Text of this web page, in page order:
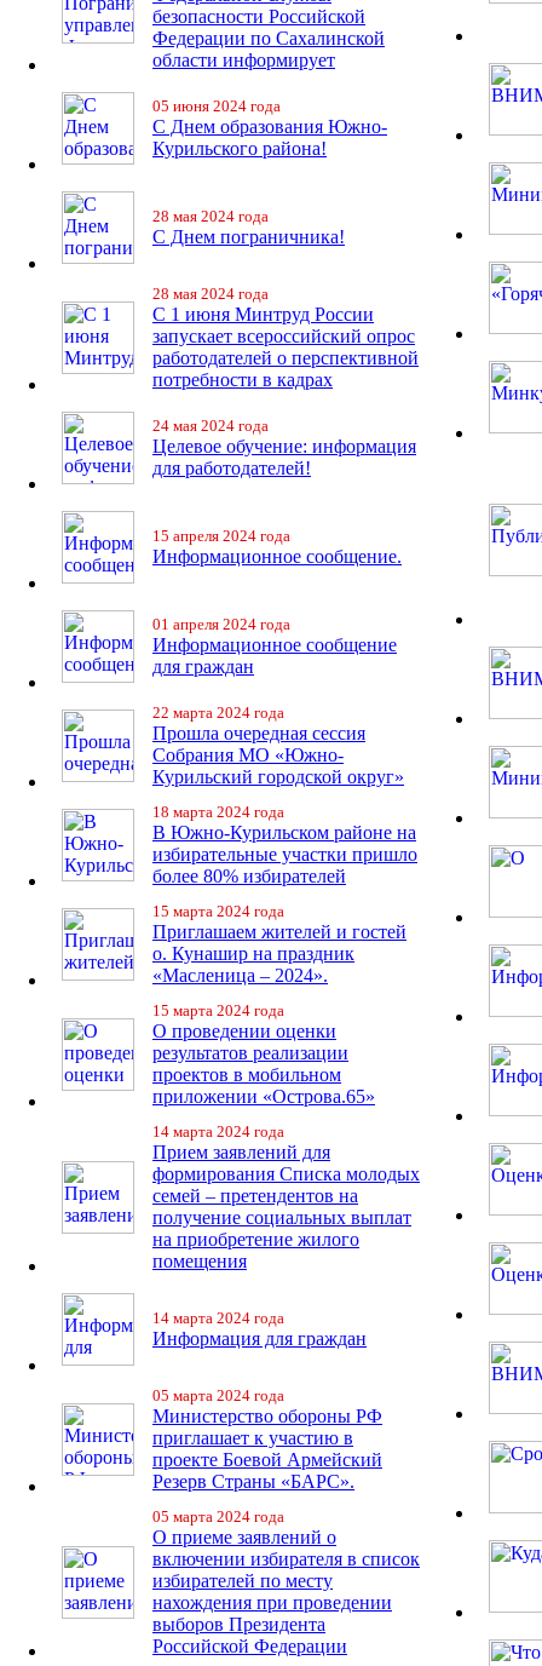
безопасности Российской
Федерации по Сахалинской
области информирует
05 июня 2024 года
С Днем образования Южно-
Курильского района!
28 мая 2024 года
С Днем пограничника!
28 мая 2024 года
С 1 июня Минтруд России
запускает всероссийский опрос
работодателей о перспективной
потребности в кадрах
24 мая 2024 года
Целевое обучение: информация
для работодателей!
15 апреля 2024 года
Информационное сообщение.
01 апреля 2024 года
Информационное сообщение
для граждан
22 марта 2024 года
Прошла очередная сессия
Собрания МО «Южно-
Курильский городской округ»
18 марта 2024 года
В Южно-Курильском районе на
избирательные участки пришло
более 80% избирателей
15 марта 2024 года
Приглашаем жителей и гостей
о. Кунашир на праздник
«Масленица – 2024».
15 марта 2024 года
О проведении оценки
результатов реализации
проектов в мобильном
приложении «Острова.65»
14 марта 2024 года
Прием заявлений для
формирования Списка молодых
семей – претендентов на
получение социальных выплат
на приобретение жилого
помещения
14 марта 2024 года
Информация для граждан
05 марта 2024 года
Министерство обороны РФ
приглашает к участию в
проекте Боевой Армейский
Резерв Страны «БАРС».
05 марта 2024 года
О приеме заявлений о
включении избирателя в список
избирателей по месту
нахождения при проведении
выборов Президента
Российской Федерации